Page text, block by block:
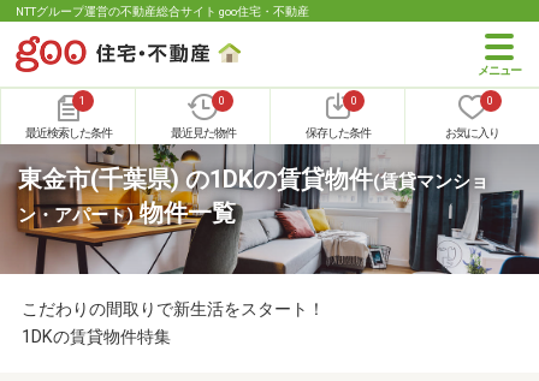
NTTグループ運営の不動産総合サイト goo住宅・不動産
1
最近検索した条件
0
最近見た物件
0
保存した条件
0
お気に入り
東金市(千葉県) の1DKの賃貸物件(賃貸マンショ
ン・アパート)物件一覧
こだわりの間取りで新生活をスタート！
1DKの賃貸物件特集